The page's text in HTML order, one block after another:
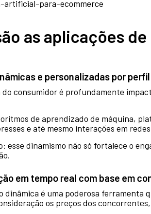
as aplicações de
e personalizadas por perfil
do consumidor é profundamente
de aprendizado de máquina,
e até mesmo interações em
esse dinamismo não só fortalece o
em tempo real com base em
dinâmica é uma poderosa ferramenta
os preços dos